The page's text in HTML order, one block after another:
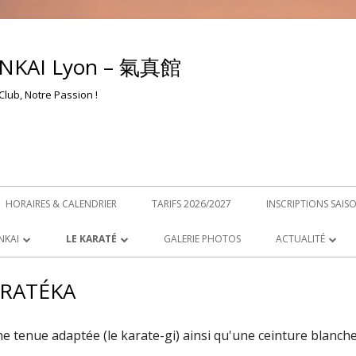
Lyon – 氣真館
Notre Passion !
HORAIRES & CALENDRIER TARIFS 2026/2027 INSCRIPTIONS
PARCOURS DU PROFESSEUR
LE KARATÉ
LES 20 PRÉCEPTES DU KARATÉ
GALERIE PHOTOS ACTUALITÉ
PROTOCOLE
tenue adaptée (le karate-gi) ainsi qu'une ceinture